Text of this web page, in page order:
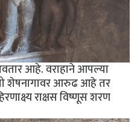
आहे. वराहाने आपल्या
शेषनागावर आरुढ आहे तर
राक्षस विष्णूस शरण